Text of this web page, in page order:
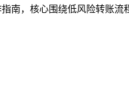
南，核心围绕低风险转账